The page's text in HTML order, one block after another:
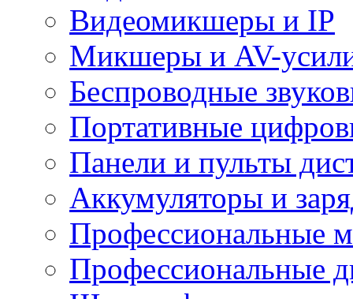
Видеомикшеры и IP
Микшеры и AV-
Беспроводные
Портативные
Панели и пульты
Аккумуляторы и
Профессиональные
Профессиональные